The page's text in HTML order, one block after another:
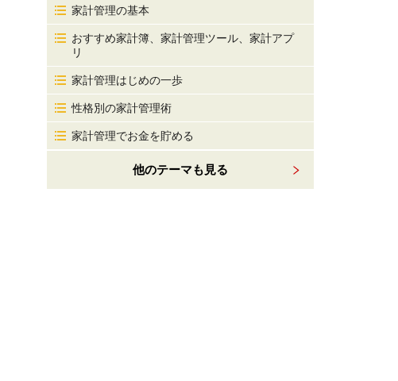
家計管理の基本
おすすめ家計簿、家計管理ツール、家計アプ
リ
家計管理はじめの一歩
性格別の家計管理術
家計管理でお金を貯める
他のテーマも見る